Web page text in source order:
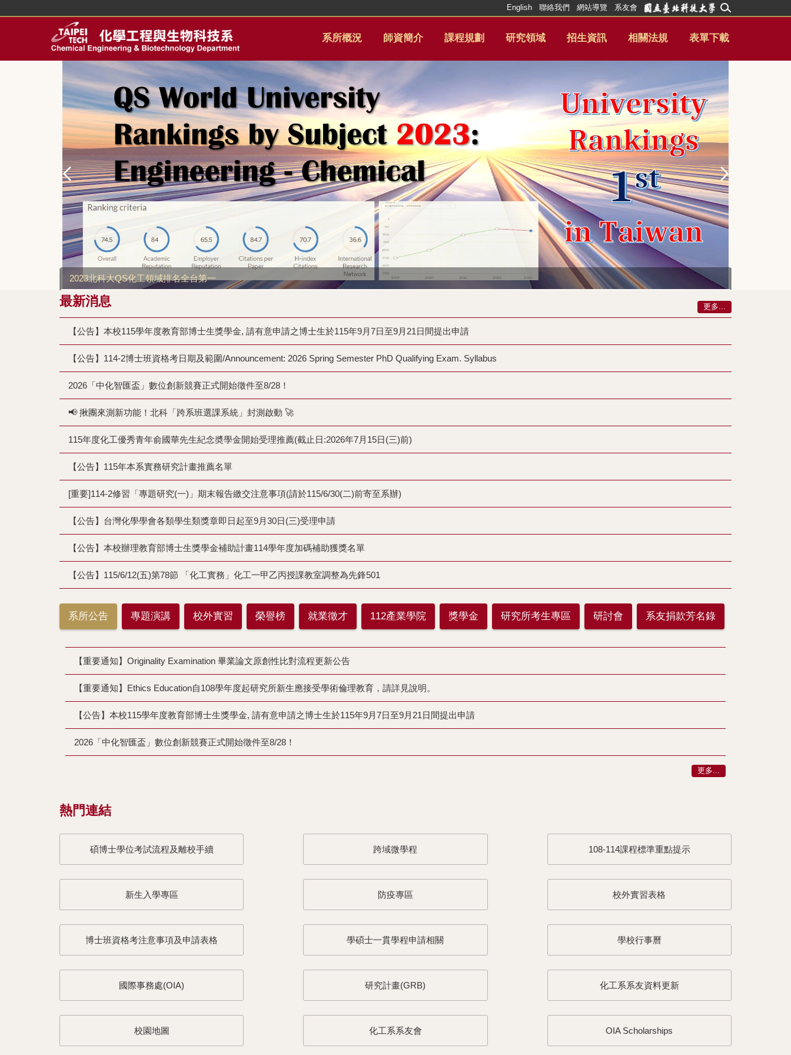
系所概況 師資簡介 課程規劃 研究領域 招生資訊 相關法規 表單下載
English 聯絡我們 網站導覽 系友會
2023北科大QS化工領域排名全台第一
最新消息
【公告】本校115學年度教育部博士生獎學金, 請有意申請之博士生於115年9月7日至9月21日間提出申請
【公告】114-2博士班資格考日期及範圍/Announcement: 2026 Spring Semester PhD Qualifying Exam. Syllabus
2026「中化智匯盃」數位創新競賽正式開始徵件至8/28！
📢 揪團來測新功能！北科「跨系班選課系統」封測啟動 🚀
115年度化工優秀青年俞國華先生紀念奬學金開始受理推薦(截止日:2026年7月15日(三)前)
【公告】115年本系實務研究計畫推薦名單
[重要]114-2修習「專題研究(一)」期末報告繳交注意事項(請於115/6/30(二)前寄至系辦)
【公告】台灣化學學會各類學生類獎章即日起至9月30日(三)受理申請
【公告】本校辦理教育部博士生獎學金補助計畫114學年度加碼補助獲獎名單
【公告】115/6/12(五)第78節 「化工實務」化工一甲乙丙授課教室調整為先鋒501
更多...
系所公告 專題演講 校外實習 榮譽榜 就業徵才 112產業學院 獎學金 研究所考生專區 研討會 系友捐款芳名錄
【重要通知】Originality Examination 畢業論文原創性比對流程更新公告
【重要通知】Ethics Education自108學年度起研究所新生應接受學術倫理教育，請詳見說明。
【公告】本校115學年度教育部博士生獎學金, 請有意申請之博士生於115年9月7日至9月21日間提出申請
2026「中化智匯盃」數位創新競賽正式開始徵件至8/28！
更多...
熱門連結
碩博士學位考試流程及離校手續 跨域微學程 108-114課程標準重點提示
新生入學專區 防疫專區 校外實習表格
博士班資格考注意事項及申請表格 學碩士一貫學程申請相關 學校行事曆
國際事務處(OIA) 研究計畫(GRB) 化工系系友資料更新
校園地圖 化工系系友會 OIA Scholarships